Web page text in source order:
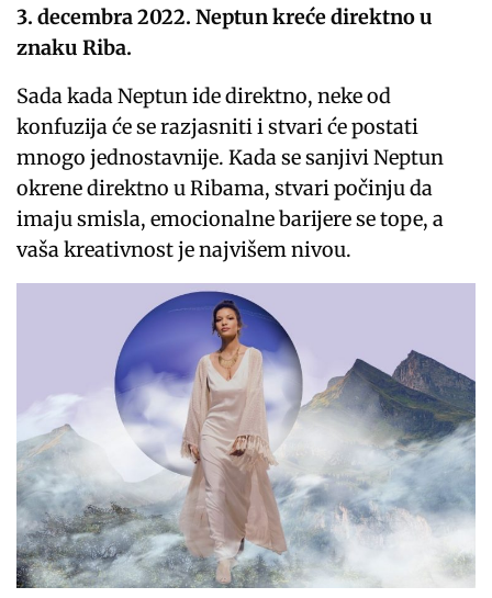
3. decembra 2022. Neptun kreće direktno u
znaku Riba.
Sada kada Neptun ide direktno, neke od
konfuzija će se razjasniti i stvari će postati
mnogo jednostavnije. Kada se sanjivi Neptun
okrene direktno u Ribama, stvari počinju da
imaju smisla, emocionalne barijere se tope, a
vaša kreativnost je najvišem nivou.